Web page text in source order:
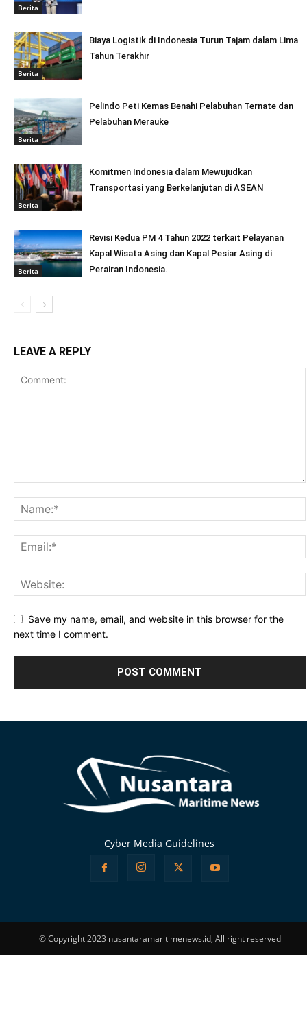
Berita
Berita
Biaya Logistik di Indonesia Turun Tajam dalam Lima
Tahun Terakhir
Berita
Pelindo Peti Kemas Benahi Pelabuhan Ternate dan
Pelabuhan Merauke
Berita
Komitmen Indonesia dalam Mewujudkan
Transportasi yang Berkelanjutan di ASEAN
Berita
Revisi Kedua PM 4 Tahun 2022 terkait Pelayanan
Kapal Wisata Asing dan Kapal Pesiar Asing di
Perairan Indonesia.
LEAVE A REPLY
Save my name, email, and website in this browser for the
next time I comment.
Cyber Media Guidelines
© Copyright 2023 nusantaramaritimenews.id, All right reserved